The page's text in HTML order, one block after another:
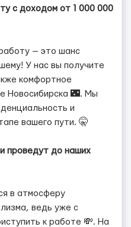
с доходом от 1 000 000
— это шанс
У нас вы получите
комфортное
Новосибирска 🌃. Мы
и
вашего пути. 🤫
проведут до наших
в атмосферу
ведь уже с
к работе 💸. На